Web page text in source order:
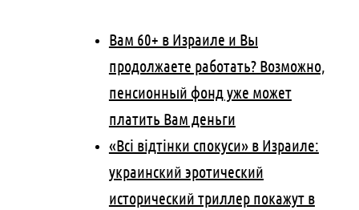
Вам 60+ в Израиле и Вы
продолжаете работать? Возможно,
пенсионный фонд уже может
платить Вам деньги
«Всі відтінки спокуси» в Израиле:
украинский эротический
исторический триллер покажут в